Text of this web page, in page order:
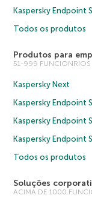
Kaspersky Endpoint
Todos os produtos
Produtos para
51-999 FUNCIONRIOS
Kaspersky Next
Kaspersky Endpoint
Kaspersky Endpoint
Kaspersky Endpoint
Todos os produtos
Soluções
ACIMA DE 1000